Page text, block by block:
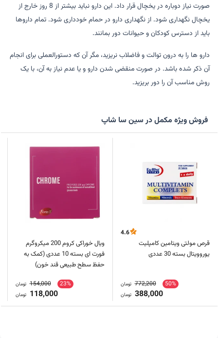
صورت نیاز دوباره در یخچال قرار داد. این دارو نباید بیشتر از 8 روز خارج از
یخچال نگهداری شود. از نگهداری دارو در حمام خودداری شود. تمام داروها
باید از دسترس کودکان و حیوانات دور بمانند.
دارو ها را به درون توالت و فاضلاب نریزید، مگر آن که دستورالعملی برای انجام
آن ذکر شده باشد. در صورت منقضی شدن دارو و یا عدم نیاز به آن، با یک
روش مناسب آن را دور بریزید.
فروش ویژه مکمل در سین سا شاپ
4.6
قرص مولتی ویتامین کامپلیت
یوروویتال بسته 30 عددی
50%
772,200 تومان
388,000 تومان
ویال خوراکی کروم 200 میکروگرم
فورت ای بسته 10 عددی (کمک به
حفظ سطح طبیعی قند خون)
23%
154,000 تومان
118,000 تومان